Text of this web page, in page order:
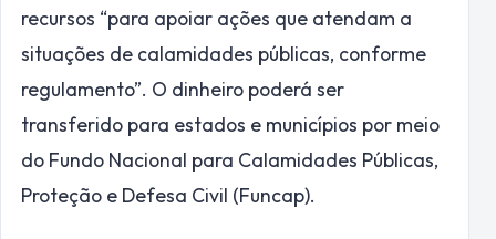
recursos “para apoiar ações que atendam a
situações de calamidades públicas, conforme
regulamento”. O dinheiro poderá ser
transferido para estados e municípios por meio
do Fundo Nacional para Calamidades Públicas,
Proteção e Defesa Civil (Funcap).